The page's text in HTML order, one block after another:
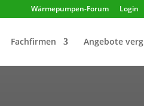
Wärmepumpen-Forum Login
Fachfirmen Angebote